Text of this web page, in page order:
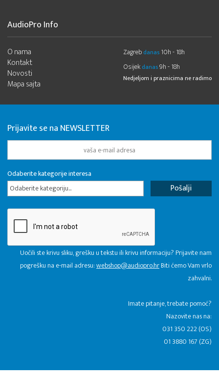
AudioPro Info
O nama
Kontakt
Novosti
Mapa sajta
Zagreb danas 10h - 18h
Osijek danas9h - 18h
Nedjeljom i praznicima ne radimo
Prijavite se na NEWSLETTER
Odaberite kategorije interesa
Odaberite kategoriju...
Uočili ste krivu sliku, grešku u tekstu ili krivu informaciju? Prijavite nam
pogrešku na e-mail adresu:webshop@audiopro.hrBiti ćemo Vam vrlo
zahvalni.
​Imate pitanje, trebate pomoć?
Nazovite nas na:
031 350 222 (OS)
01 3880 167 (ZG)